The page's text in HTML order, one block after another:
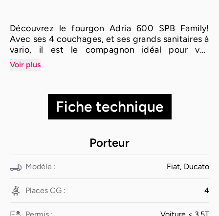
Découvrez le fourgon Adria 600 SPB Family!
Avec ses 4 couchages, et ses grands sanitaires à
vario, il est le compagnon idéal pour vos
escapades en famille. Que vous soyez un
amateur de camping ou un voyageur chevronné,
Voir plus
Fiche technique
Porteur
Modèle : Fiat, Ducato
Places CG : 4